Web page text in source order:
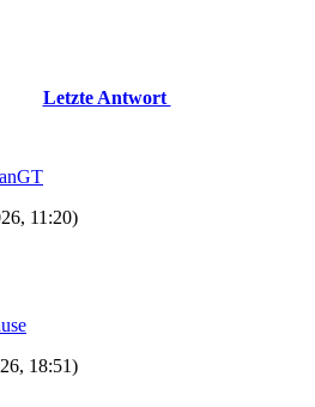
Letzte Antwort
11:20)
18:51)